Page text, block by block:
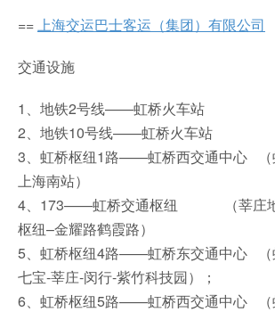
==上海交运巴士客运（集团）有限公司
交通设施
1、地铁2号线——虹桥火车站
2、地铁10号线——虹桥火车站
3、虹桥枢纽1路——虹桥西交通中心 （
上海南站）
4、173——虹桥交通枢纽 （莘庄地
枢纽–金耀路鹤霞路）
5、虹桥枢纽4路——虹桥东交通中心 （
七宝-莘庄-闵行-紫竹科技园）；
6、虹桥枢纽5路——虹桥西交通中心 （